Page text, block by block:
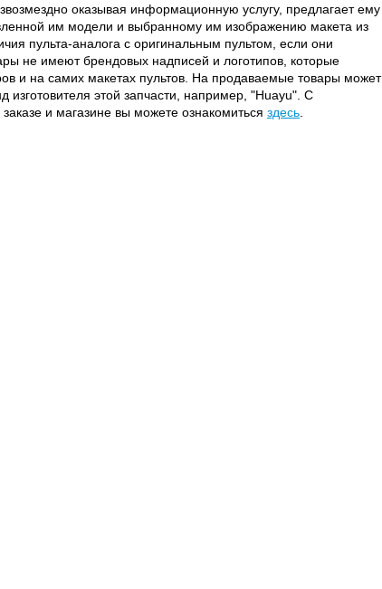
оказывая информационную услугу, предлагает ему
им модели и выбранному им изображению макета из
пульта-аналога с оригинальным пультом, если они
не имеют брендовых надписей и логотипов, которые
и на самих макетах пультов. На продаваемые товары может
изготовителя этой запчасти, например, "Huayu". С
и магазине вы можете ознакомиться здесь